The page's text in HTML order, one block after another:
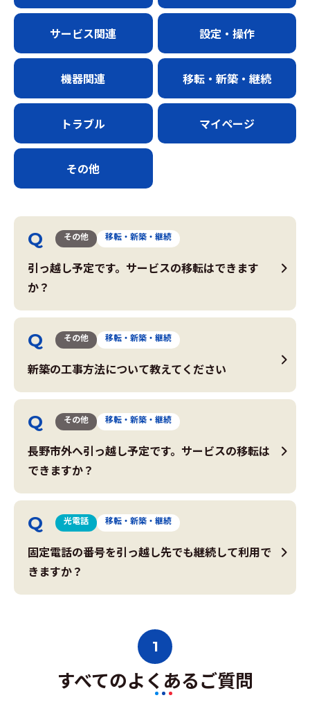
サービス関連 設定・操作
機器関連 移転・新築・継続
トラブル マイページ
その他
その他 移転・新築・継続
引っ越し予定です。サービスの移転はできます
か？
その他 移転・新築・継続
新築の工事方法について教えてください
その他 移転・新築・継続
長野市外へ引っ越し予定です。サービスの移転は
できますか？
光電話 移転・新築・継続
固定電話の番号を引っ越し先でも継続して利用で
きますか？
1
すべてのよくあるご質問